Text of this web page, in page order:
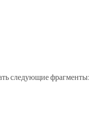
следующие фрагменты: